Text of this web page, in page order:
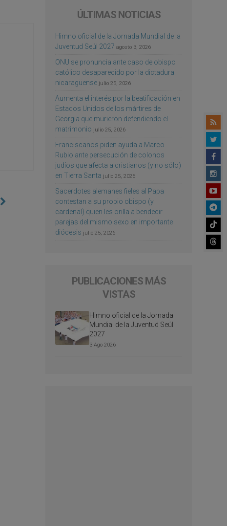
ÚLTIMAS NOTICIAS
Himno oficial de la Jornada Mundial de la
Juventud Seúl 2027 agosto 3, 2026
ONU se pronuncia ante caso de obispo
católico desaparecido por la dictadura
nicaragüense julio 25, 2026
Aumenta el interés por la beatificación en
Estados Unidos de los mártires de
Georgia que murieron defendiendo el
matrimonio julio 25, 2026
Franciscanos piden ayuda a Marco
Rubio ante persecución de colonos
judíos que afecta a cristianos (y no sólo)
en Tierra Santa julio 25, 2026
Sacerdotes alemanes fieles al Papa
contestan a su propio obispo (y
cardenal) quien les orilla a bendecir
parejas del mismo sexo en importante
diócesis julio 25, 2026
PUBLICACIONES MÁS
VISTAS
Himno oficial de la Jornada
Mundial de la Juventud Seúl
2027
3 Ago 2026